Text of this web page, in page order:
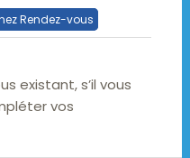
Rendez-vous
existant, s’il vous
vos